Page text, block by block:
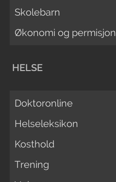
Skolebarn
Økonomi og permisjon
HELSE
Doktoronline
Helseleksikon
Kosthold
Trening